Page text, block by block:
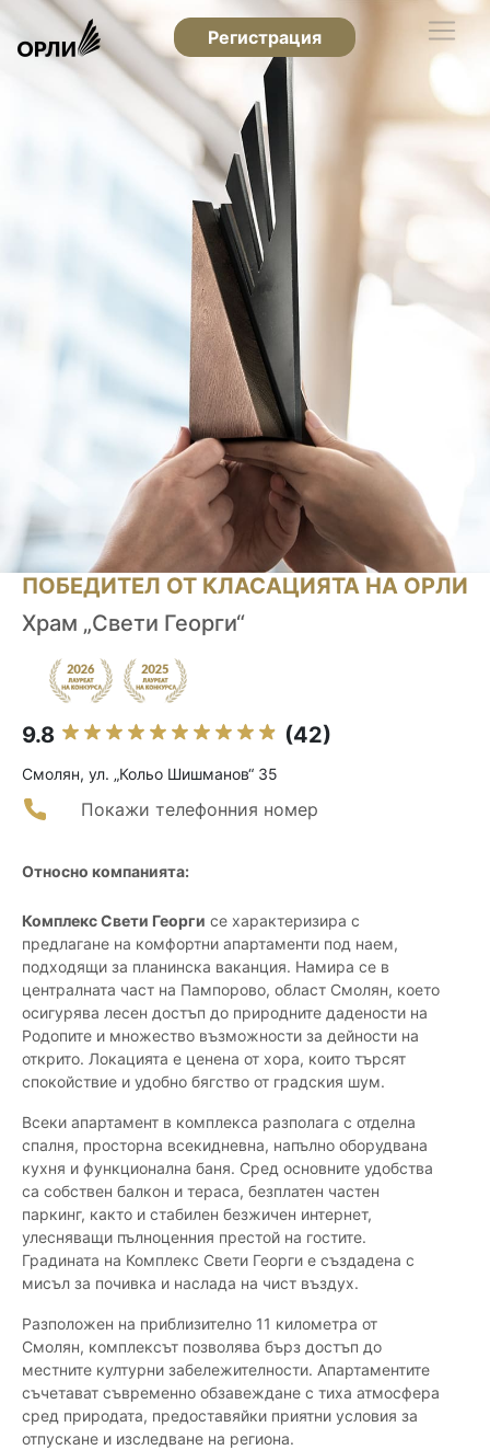
Регистрация
ПОБЕДИТЕЛ ОТ КЛАСАЦИЯТА НА ОРЛИ
Храм „Свети Георги“
9.8 (42)
Смолян, ул. „Кольо Шишманов“ 35
Покажи телефонния номер
Относно компанията:
Комплекс Свети Георги се характеризира с
предлагане на комфортни апартаменти под наем,
подходящи за планинска ваканция. Намира се в
централната част на Пампорово, област Смолян, което
осигурява лесен достъп до природните дадености на
Родопите и множество възможности за дейности на
открито. Локацията е ценена от хора, които търсят
спокойствие и удобно бягство от градския шум.
Всеки апартамент в комплекса разполага с отделна
спалня, просторна всекидневна, напълно оборудвана
кухня и функционална баня. Сред основните удобства
са собствен балкон и тераса, безплатен частен
паркинг, както и стабилен безжичен интернет,
улесняващи пълноценния престой на гостите.
Градината на Комплекс Свети Георги е създадена с
мисъл за почивка и наслада на чист въздух.
Разположен на приблизително 11 километра от
Смолян, комплексът позволява бърз достъп до
местните културни забележителности. Апартаментите
съчетават съвременно обзавеждане с тиха атмосфера
сред природата, предоставяйки приятни условия за
отпускане и изследване на региона.